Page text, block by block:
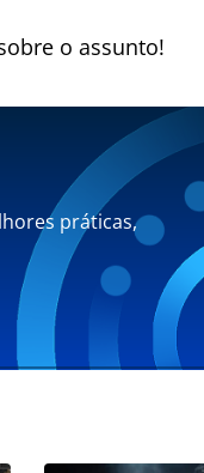
o assunto!
práticas,